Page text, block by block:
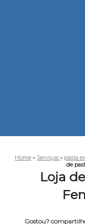
Home » Serviços» pasta
de
Loja
Gostou?